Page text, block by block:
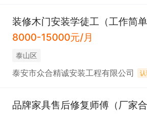
装修木门安装学徒工（工作简
8000-15000元/月
泰山区
泰安市众合精诚安装工程有限公司